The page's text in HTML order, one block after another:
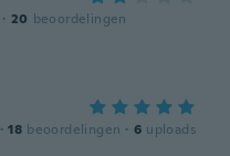
· 20 beoordelingen
· 18 beoordelingen · 6 uploads